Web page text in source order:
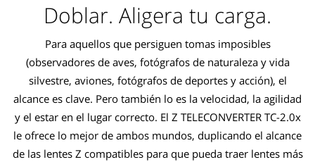
Doblar. Aligera tu carga.
Para aquellos que persiguen tomas imposibles
(observadores de aves, fotógrafos de naturaleza y vida
silvestre, aviones, fotógrafos de deportes y acción), el
alcance es clave. Pero también lo es la velocidad, la agilidad
y el estar en el lugar correcto. El Z TELECONVERTER TC-2.0x
le ofrece lo mejor de ambos mundos, duplicando el alcance
de las lentes Z compatibles para que pueda traer lentes más